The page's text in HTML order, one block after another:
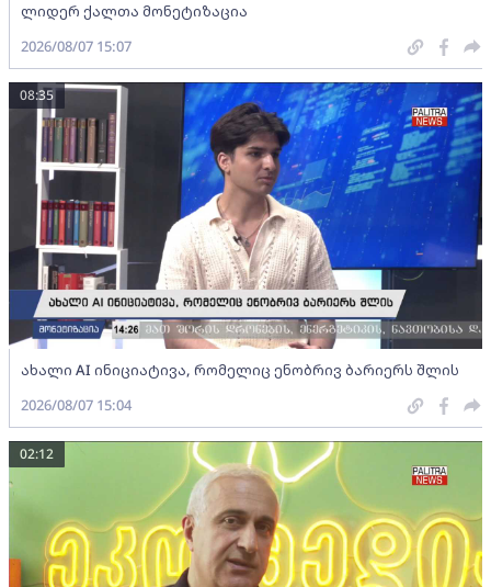
ლიდერ ქალთა მონეტიზაცია
2026/08/07 15:07
ახალი AI ინიციატივა, რომელიც ენობრივ ბარიერს შლის
08:35
2026/08/07 15:04
02:12